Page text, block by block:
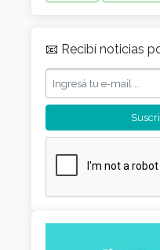
📧 Recibí noticias